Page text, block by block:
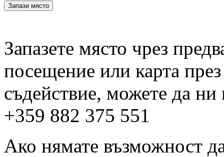
Запазете място чрез
посещение или карта
съдействие, можете да
+359 882 375 551
Ако нямате възможност